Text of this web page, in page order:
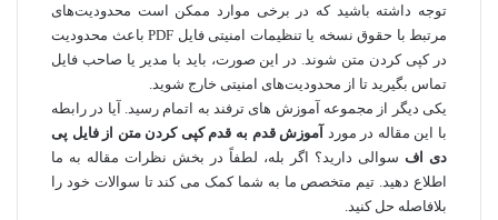
توجه داشته باشید که در برخی موارد ممکن است محدودیت‌های
مرتبط با حقوق نسخه یا تنظیمات امنیتی فایل PDF باعث محدودیت
در کپی کردن متن شوند. در این صورت، باید با مدیر یا صاحب فایل
تماس بگیرید تا از محدودیت‌های امنیتی خارج شوید.
یکی دیگر از مجموعه آموزش های ترفند به اتمام رسید. آیا در رابطه
با این مقاله در مورد آموزش قدم به قدم کپی کردن متن از فایل پی
دی اف سوالی دارید؟ اگر بله، لطفاً در بخش نظرات مقاله به ما
اطلاع دهید. تیم متخصص ما به شما کمک می کند تا سوالات خود را
بلافاصله حل کنید.